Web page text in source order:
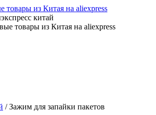
товары из Китая на aliexpress
китай
/ Зажим для запайки пакетов